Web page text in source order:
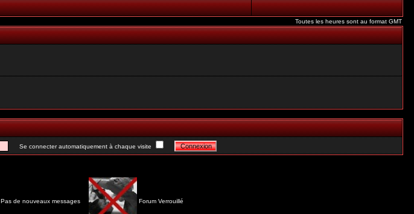
Toutes les heures sont au format GMT
Se connecter automatiquement à chaque visite
Pas de nouveaux messages Forum Verrouillé